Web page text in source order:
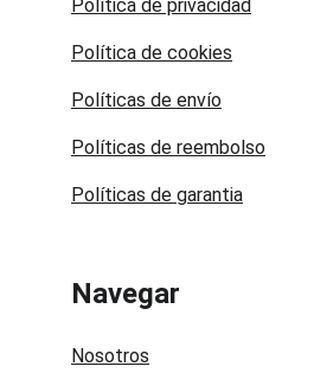
Política de privacidad
Políticas de envío
Navegar
Nosotros
Política de cookies
Políticas de reembolso
Políticas de garantia